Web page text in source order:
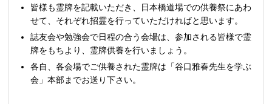
皆様も霊牌を記載いただき、日本橋道場での供養祭にあわ
せて、それぞれ招霊を行っていただければと思います。
誌友会や勉強会で日程の合う会場は、参加される皆様で霊
牌をもちより、霊牌供養を行いましょう。
各自、各会場でご供養された霊牌は「谷口雅春先生を学ぶ
会」本部までお送り下さい。